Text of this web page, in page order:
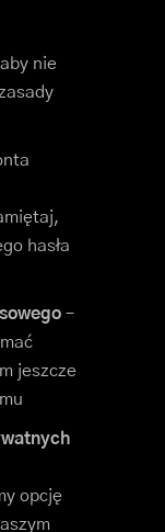
nie
hasła
–
jeszcze
opcję